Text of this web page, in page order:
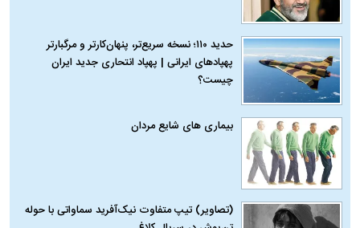
حدید ۱۱۰؛ نسخه سریع‌تر، پنهان‌کارتر و مرگبارتر
پهپادهای ایرانی | پهپاد انتحاری جدید ایران
چیست؟
بیماری‌ های شایع مردان
(تصاویر) تیپ متفاوت نیک‌آفرید سماواتی با حوله